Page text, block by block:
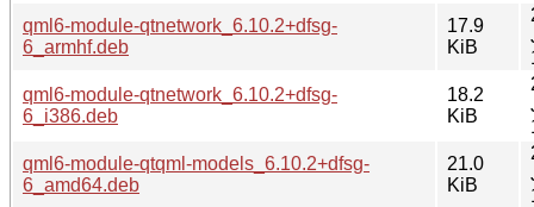
qml6-module-qtnetwork_6.10.2+dfsg-
6_armhf.deb
17.9
KiB
qml6-module-qtnetwork_6.10.2+dfsg-
6_i386.deb
18.2
KiB
qml6-module-qtqml-models_6.10.2+dfsg-
6_amd64.deb
21.0
KiB